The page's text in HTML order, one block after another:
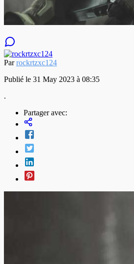
Parrockrtzxc124
Publié le 31 May 2023 à 08:35
.
Partager avec: